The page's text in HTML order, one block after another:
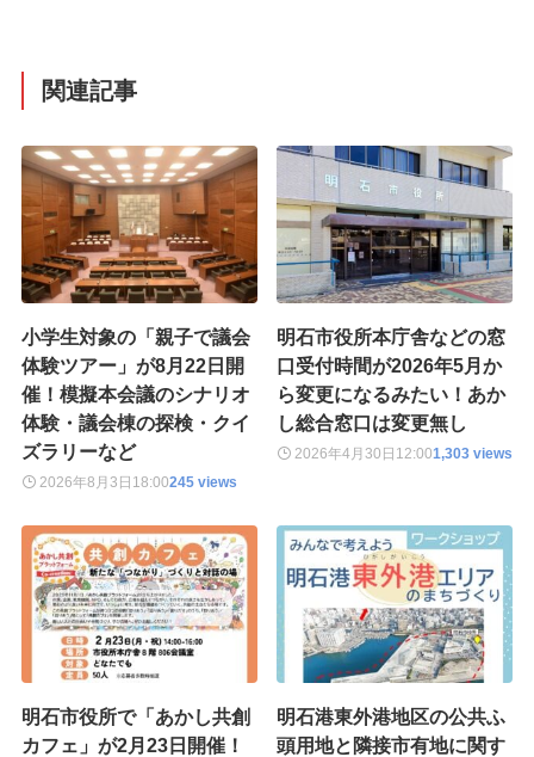
関連記事
小学生対象の「親子で議会
体験ツアー」が8月22日開
催！模擬本会議のシナリオ
体験・議会棟の探検・クイ
ズラリーなど
2026年8月3日 18:00245 views
明石市役所本庁舎などの窓
口受付時間が2026年5月か
ら変更になるみたい！あか
し総合窓口は変更無し
2026年4月30日 12:001,303 views
明石市役所で「あかし共創
カフェ」が2月23日開催！
明石港東外港地区の公共ふ
頭用地と隣接市有地に関す